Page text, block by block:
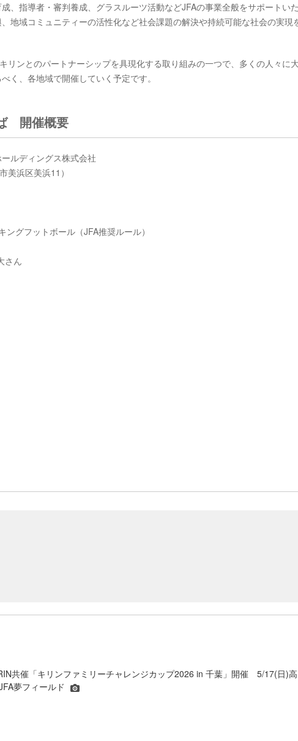
、指導者・審判養成、グラスルーツ活動などJFAの事業全般をサポートい
地域コミュニティーの活性化など社会課題の解決や持続可能な社会の実現
リンとのパートナーシップを具現化する取り組みの一つで、多くの人々に
く、各地域で開催していく予定です。
開催概要
ルディングス株式会社
美浜区美浜11）
グフットボール（JFA推奨ルール）
さん
共催「キリンファミリーチャレンジカップ2026 in 千葉」開催 5/17(日)高
夢フィールド